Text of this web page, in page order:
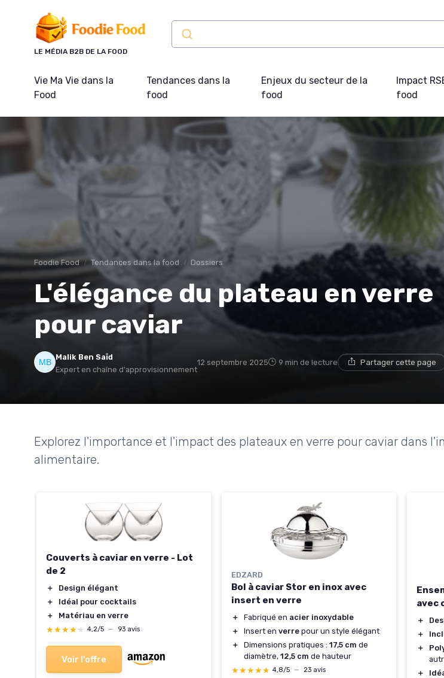
LE MÉDIA B2B DE LA FOOD
Vie Ma Vie dans la
Food
Tendances dans la
food
Enjeux du secteur de la
food
Impact
food
Foodie Food Tendances dans la food Dossiers
L'élégance du plateau en verre
pour caviar
Malik Ben Saïd
Expert en chaîne d'approvisionnement
12 septembre 2025 9 min de lecture Partager cette page
Explorez l'importance et l'impact des plateaux en verre pour caviar dans
alimentaire.
Couverts à caviar en verre - Lot
de 2
＋
Design élégant
＋
Idéal pour cocktails
＋
Matériau en verre
★★★★★
★★★★★ 4,2/5 — 93 avis
Voir l'offre
EDZARD
Bol à caviar Stor en inox avec
insert en verre
＋ Fabriqué en acier inoxydable
＋
Insert en verre pour un style élégant
＋
Dimensions pratiques : 17,5 cm de
diamètre, 12,5 cm de hauteur
★★★★★
★★★★★ 4,8/5 — 23 avis
avec
＋
＋
＋
＋